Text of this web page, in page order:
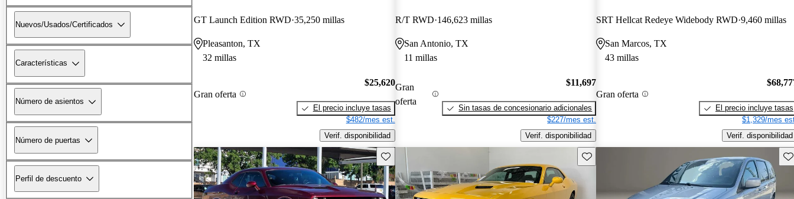
Nuevos/Usados/Certificados
Características
Número de asientos
Número de puertas
Perfil de descuento
GT Launch Edition RWD 35,250 millas
Pleasanton, TX
32 millas
Gran oferta
$25,620
El precio incluye tasas
$482/mes est.
Verif. disponibilidad
R/T RWD 146,623 millas
San Antonio, TX
11 millas
Gran
oferta
$11,697
Sin tasas de concesionario adicionales
$227/mes est.
Verif. disponibilidad
SRT Hellcat Redeye Widebody RWD 9,460 millas
San Marcos, TX
43 millas
Gran oferta
El precio incluye tasas
$1,329/mes
Verif. disponibilidad
Guarda este Aviso Guarda este Aviso